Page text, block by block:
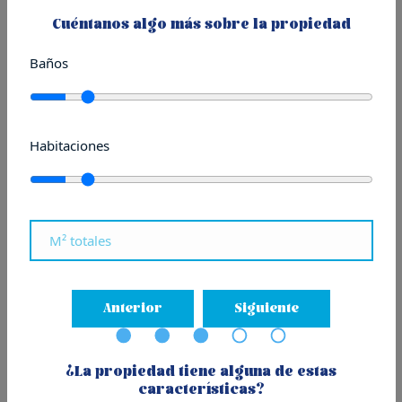
Publicado el 24/04/2024
Descubre un frontón de 1884 Convertido en un
Local Comercial Único en San Sebastián
En este primer episodio de nuestro canal de Youtube, te
invitamos a descubrir un local verdaderamente
Cuéntanos algo más sobre la propiedad
Baños
Habitaciones
Anterior Siguiente
¿La propiedad tiene alguna de estas
características?